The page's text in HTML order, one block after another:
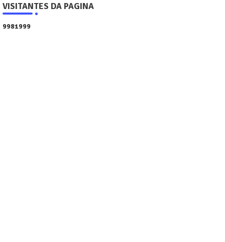
VISITANTES DA PAGINA
9981999